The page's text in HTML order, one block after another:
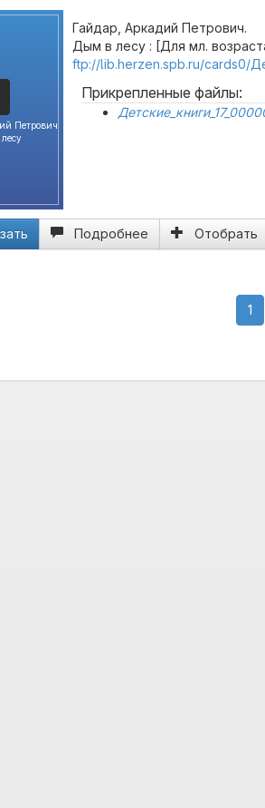
Петрович
Гайдар, Аркадий Петрович.
Дым в лесу : [Для мл.
ftp://lib.herzen.spb.ru/cards0/
Прикрепленные файлы:
Подробнее Отобрать
1